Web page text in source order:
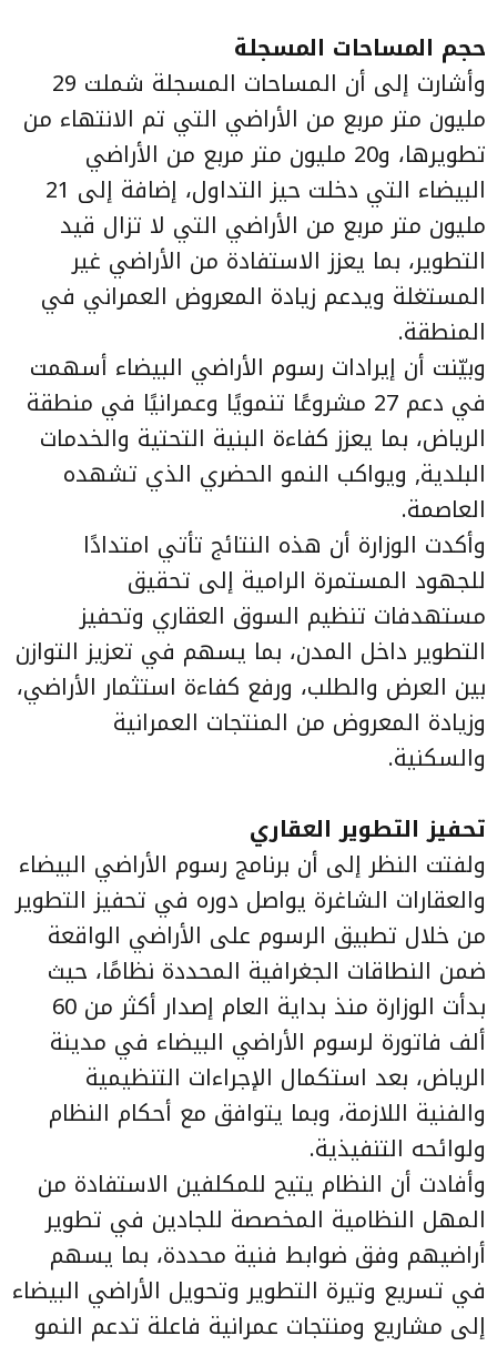
حجم المساحات المسجلة
وأشارت إلى أن المساحات المسجلة شملت 29
مليون متر مربع من الأراضي التي تم الانتهاء من
تطويرها، و20 مليون متر مربع من الأراضي
البيضاء التي دخلت حيز التداول، إضافة إلى 21
مليون متر مربع من الأراضي التي لا تزال قيد
التطوير، بما يعزز الاستفادة من الأراضي غير
المستغلة ويدعم زيادة المعروض العمراني في
المنطقة.
وبيّنت أن إيرادات رسوم الأراضي البيضاء أسهمت
في دعم 27 مشروعًا تنمويًا وعمرانيًا في منطقة
الرياض، بما يعزز كفاءة البنية التحتية والخدمات
البلدية, ويواكب النمو الحضري الذي تشهده
العاصمة.
وأكدت الوزارة أن هذه النتائج تأتي امتدادًا
للجهود المستمرة الرامية إلى تحقيق
مستهدفات تنظيم السوق العقاري وتحفيز
التطوير داخل المدن، بما يسهم في تعزيز التوازن
بين العرض والطلب، ورفع كفاءة استثمار الأراضي،
وزيادة المعروض من المنتجات العمرانية
والسكنية.
تحفيز التطوير العقاري
ولفتت النظر إلى أن برنامج رسوم الأراضي البيضاء
والعقارات الشاغرة يواصل دوره في تحفيز التطوير
من خلال تطبيق الرسوم على الأراضي الواقعة
ضمن النطاقات الجغرافية المحددة نظامًا، حيث
بدأت الوزارة منذ بداية العام إصدار أكثر من 60
ألف فاتورة لرسوم الأراضي البيضاء في مدينة
الرياض، بعد استكمال الإجراءات التنظيمية
والفنية اللازمة، وبما يتوافق مع أحكام النظام
ولوائحه التنفيذية.
وأفادت أن النظام يتيح للمكلفين الاستفادة من
المهل النظامية المخصصة للجادين في تطوير
أراضيهم وفق ضوابط فنية محددة، بما يسهم
في تسريع وتيرة التطوير وتحويل الأراضي البيضاء
إلى مشاريع ومنتجات عمرانية فاعلة تدعم النمو